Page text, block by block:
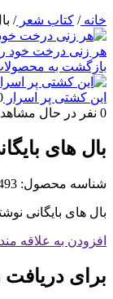
خانه/ کتاب شعر/
هر زنی درخت خود
بازگشت به
این کشتی پر اسرار
0 نفر در حال
بال های
شناسه محصول:
بال های بایگانی
افزودن به علاقه
برای دریافت